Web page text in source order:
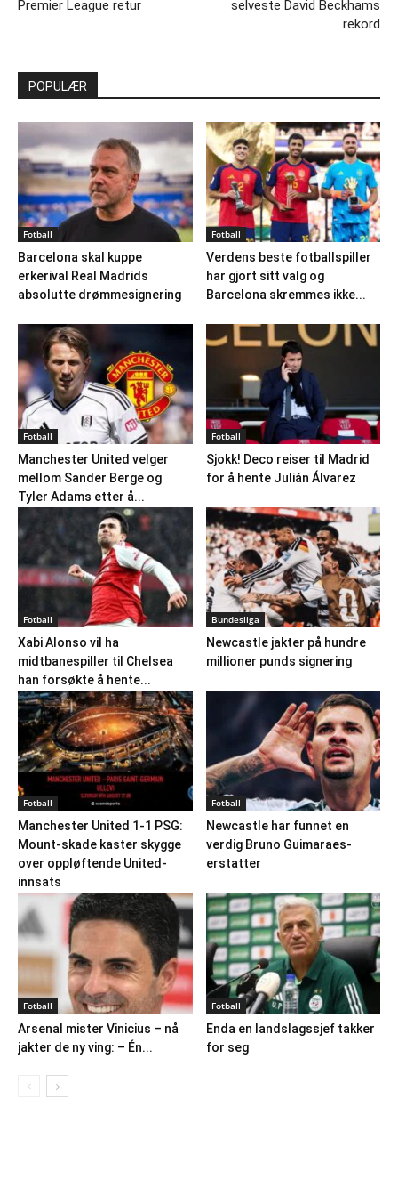
Premier League retur
selveste David Beckhams
rekord
POPULÆR
Fotball
Barcelona skal kuppe
erkerival Real Madrids
absolutte drømmesignering
Fotball
Verdens beste fotballspiller
har gjort sitt valg og
Barcelona skremmes ikke...
Fotball
Manchester United velger
mellom Sander Berge og
Tyler Adams etter å...
Fotball
Sjokk! Deco reiser til Madrid
for å hente Julián Álvarez
Fotball
Xabi Alonso vil ha
midtbanespiller til Chelsea
han forsøkte å hente...
Bundesliga
Newcastle jakter på hundre
millioner punds signering
Fotball
Manchester United 1-1 PSG:
Mount-skade kaster skygge
over oppløftende United-
innsats
Fotball
Newcastle har funnet en
verdig Bruno Guimaraes-
erstatter
Fotball
Arsenal mister Vinicius – nå
jakter de ny ving: – Én...
Fotball
Enda en landslagssjef takker
for seg